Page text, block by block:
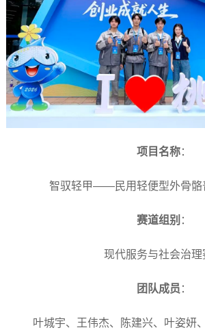
项目名称：
智驭轻甲——民用轻便型外骨骼
赛道组别 ：
现代服务与社会治理
团队成员 ：
叶城宇、王伟杰、陈建兴、叶姿妍